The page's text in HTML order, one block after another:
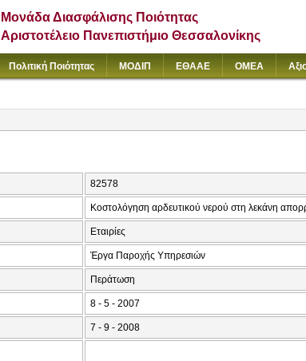
Μονάδα Διασφάλισης Ποιότητας
Αριστοτέλειο Πανεπιστήμιο Θεσσαλονίκης
Πολιτική Ποιότητας ΜΟΔΙΠ ΕΘΑΑΕ ΟΜΕΑ
82578
Κοστολόγηση αρδευτικού νερού στη λεκάνη
Εταιρίες
Έργα Παροχής Υπηρεσιών
Περάτωση
8 - 5 - 2007
7 - 9 - 2008